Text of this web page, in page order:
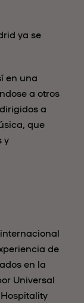
ya se
en una
a otros
a
que
y
de
en la
Universal